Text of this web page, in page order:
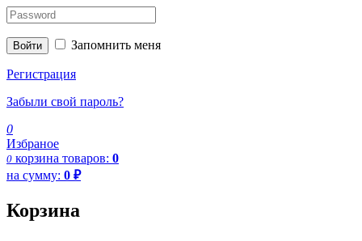
Войти Запомнить меня
Регистрация
Забыли свой пароль?
0
Избраное
0 корзина товаров: 0
на сумму: 0 ₽
Корзина